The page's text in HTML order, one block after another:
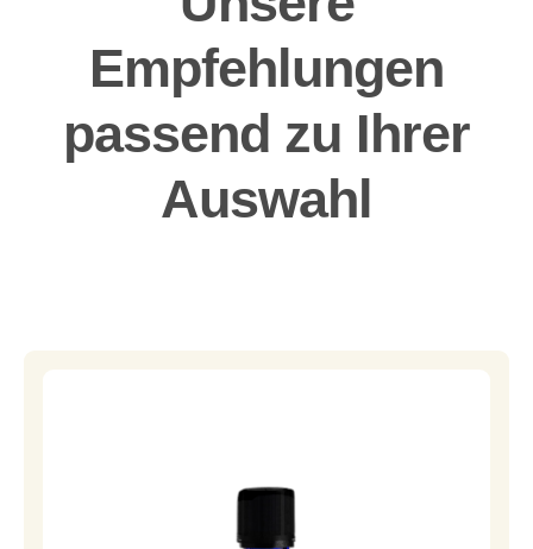
Empfehlungen
passend zu Ihrer
Auswahl